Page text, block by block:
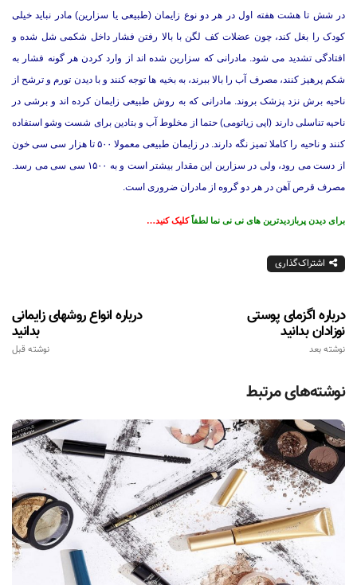
در شش تا هشت هفته اول در هر دو نوع زایمان (طبیعی یا سزارین) مادر نباید خیلی
کودک را بغل کند، چون عضلات کف لگن با بالا رفتن فشار داخل شکمی شل شده و
افتادگی تشدید می شود. مادرانی که سزارین شده اند از وارد کردن هر گونه فشار به
شکم پرهیز کنند، مصرف آب را بالا ببرند، به بخیه ها توجه کنند و با دیدن تورم و ترشح از
ناحیه برش نزد پزشک بروند. مادرانی که به روش طبیعی زایمان کرده اند و برشی در
ناحیه تناسلی دارند (اپی زیاتومی) حتما از مخلوط آب و بتادین برای شست وشو استفاده
کنند و ناحیه را کاملا تمیز نگه دارند. در زایمان طبیعی معمولا ۵۰۰ تا هزار سی سی خون
از دست می رود، ولی در سزارین این مقدار بیشتر است و به ۱۵۰۰ سی سی می رسد.
مصرف قرص آهن در هر دو گروه از مادران ضروری است.
برای دیدن پربازدیدترین های نی نی نما لطفاًکلیک کنید…
اشتراک‌گذاری
درباره انواع روشهای زایمانی
بدانید
نوشته قبل
درباره اگزمای پوستی
نوزادان بدانید
نوشته بعد
نوشته‌های مرتبط